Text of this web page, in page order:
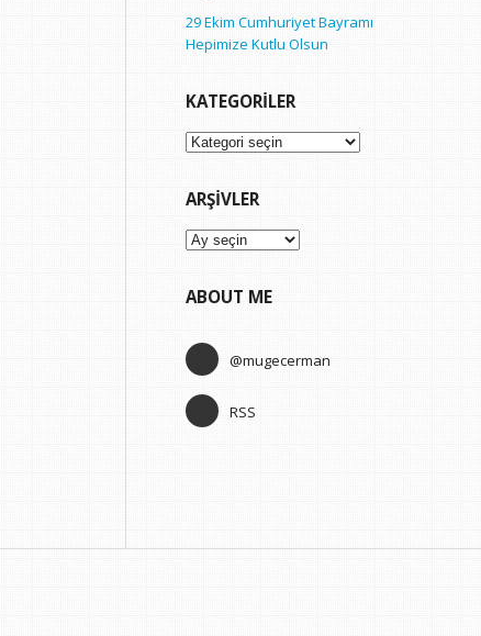
29 Ekim Cumhuriyet Bayramı
Hepimize Kutlu Olsun
KATEGORILER
Kategoriler
ARŞIVLER
Arşivler
ABOUT ME
@mugecerman
RSS